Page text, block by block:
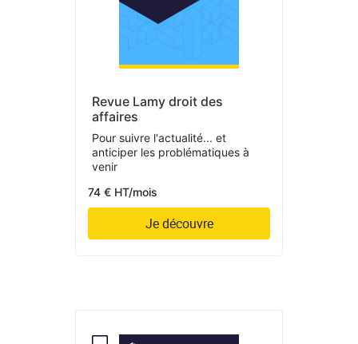
Revue Lamy droit des
affaires
Pour suivre l'actualité... et
anticiper les problématiques à
venir
74 € HT/mois
Je découvre